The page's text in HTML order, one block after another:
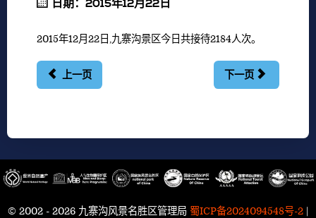
日期：2015年12月22日
2015年12月22日,九寨沟景区今日共接待2184人次。
上一页 下一页
© 2002 - 2026 九寨沟风景名胜区管理局 蜀ICP备2024094548号-2 |